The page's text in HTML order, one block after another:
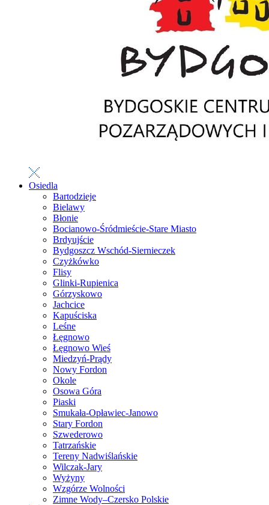
Osiedla
Bartodzieje
Bielawy
Błonie
Bocianowo-Śródmieście-Stare Miasto
Brdyujście
Bydgoszcz Wschód-Siernieczek
Czyżkówko
Flisy
Glinki-Rupienica
Górzyskowo
Jachcice
Kapuściska
Leśne
Łęgnowo
Łęgnowo Wieś
Miedzyń-Prądy
Nowy Fordon
Okole
Osowa Góra
Piaski
Smukała-Opławiec-Janowo
Stary Fordon
Szwederowo
Tatrzańskie
Tereny Nadwiślańskie
Wilczak-Jary
Wyżyny
Wzgórze Wolności
Zimne Wody–Czersko Polskie